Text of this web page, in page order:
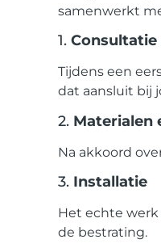
samenwerkt
1.
Tijdens een
dat aansluit bij
2. Materialen
Na akkoord
3. Installatie
Het echte
de bestrating.